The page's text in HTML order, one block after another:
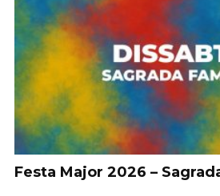
Festa Major 2026 –